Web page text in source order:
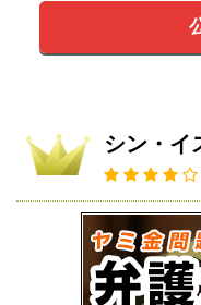
シン・イ